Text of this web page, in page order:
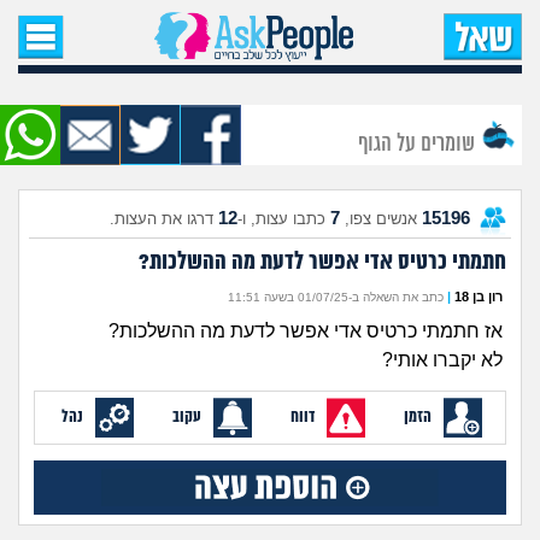
עמוד הבית
שאל שאלה
שאלות חדשות
שאלות שעוררו עניין
עצות חדשות
מתחם הטיפים
מדורים
שומרים על הגוף
15196 אנשים צפו, 7 כתבו עצות, ו-12 דרגו את העצות.
חתמתי כרטיס אדי אפשר לדעת מה ההשלכות?
רון בן 18 | כתב את השאלה ב-01/07/25 בשעה 11:51
אז חתמתי כרטיס אדי אפשר לדעת מה ההשלכות?
לא יקברו אותי?
הזמן דווח עקוב נהל